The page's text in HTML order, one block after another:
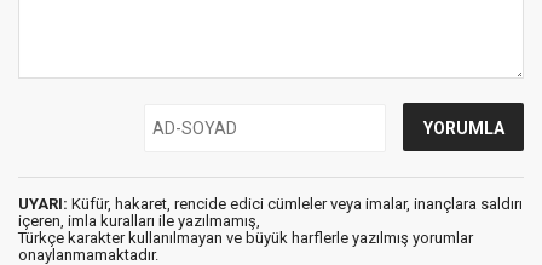
UYARI: Küfür, hakaret, rencide edici cümleler veya imalar, inançlara saldırı
içeren, imla kuralları ile yazılmamış,
Türkçe karakter kullanılmayan ve büyük harflerle yazılmış yorumlar
onaylanmamaktadır.